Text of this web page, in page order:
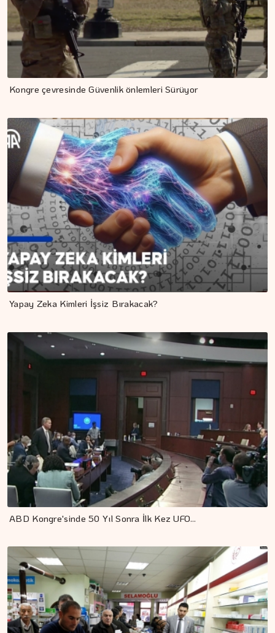
Kongre çevresinde Güvenlik önlemleri Sürüyor
Yapay Zeka Kimleri İşsiz Bırakacak?
ABD Kongre'sinde 50 Yıl Sonra İlk Kez UFO…